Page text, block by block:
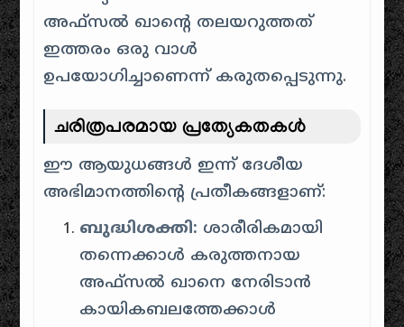
അഫ്സൽ ഖാൻ്റെ തലയറുത്തത്
ഇത്തരം ഒരു വാൾ
ഉപയോഗിച്ചാണെന്ന് കരുതപ്പെടുന്നു.
ചരിത്രപരമായ പ്രത്യേകതകൾ
ഈ ആയുധങ്ങൾ ഇന്ന് ദേശീയ
അഭിമാനത്തിന്റെ പ്രതീകങ്ങളാണ്:
ബുദ്ധിശക്തി: ശാരീരികമായി
തന്നെക്കാൾ കരുത്തനായ
അഫ്സൽ ഖാനെ നേരിടാൻ
കായികബലത്തേക്കാൾ